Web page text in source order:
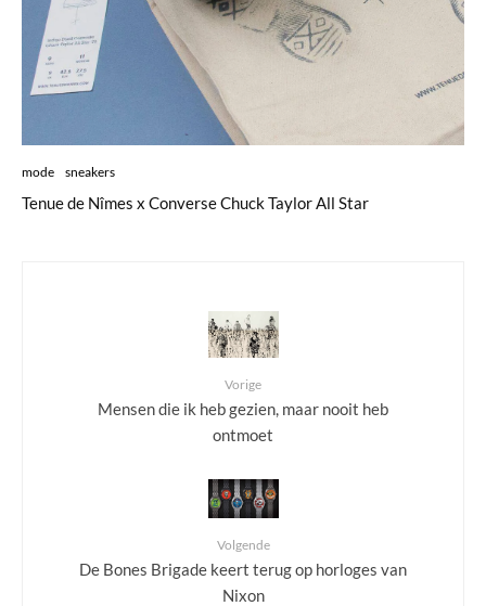
mode sneakers
Tenue de Nîmes x Converse Chuck Taylor All Star
Vorige
Mensen die ik heb gezien, maar nooit heb
ontmoet
Volgende
De Bones Brigade keert terug op horloges van
Nixon